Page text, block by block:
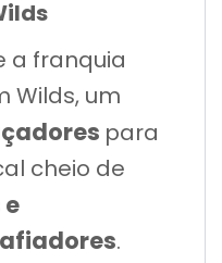
a franquia
Wilds, um
para
cheio de
.